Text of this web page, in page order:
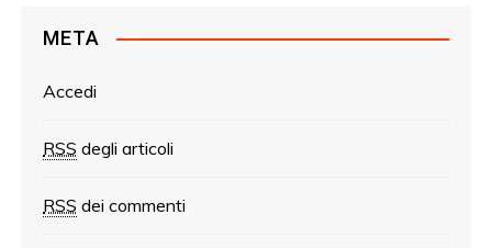
META
Accedi
RSS degli articoli
RSS dei commenti